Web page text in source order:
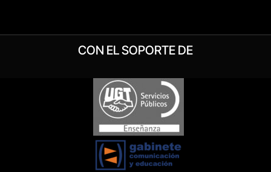
CON EL SOPORTE DE